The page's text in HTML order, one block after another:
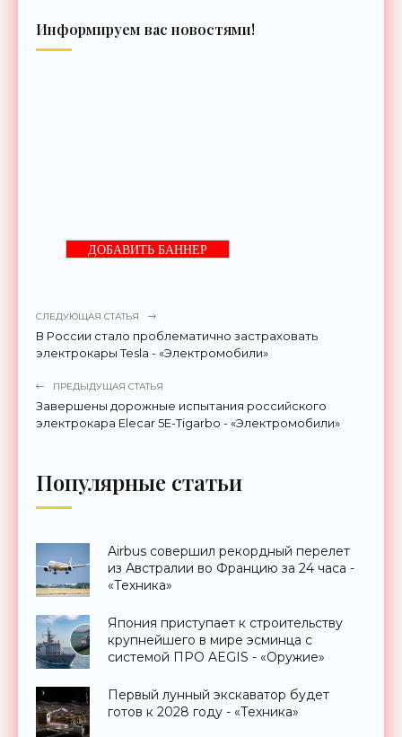
Информируем вас новостями!
ДОБАВИТЬ БАННЕР
СЛЕДУЮЩАЯ СТАТЬЯ
В России стало проблематично застраховать
электрокары Tesla - «Электромобили»
ПРЕДЫДУЩАЯ СТАТЬЯ
Завершены дорожные испытания российского
электрокара Elecar 5E-Tigarbo - «Электромобили»
Популярные статьи
Airbus совершил рекордный перелет
из Австралии во Францию за 24 часа -
«Техника»
Япония приступает к строительству
крупнейшего в мире эсминца с
системой ПРО AEGIS - «Оружие»
Первый лунный экскаватор будет
готов к 2028 году - «Техника»